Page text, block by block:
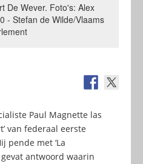
De Wever. Foto's: Alex
- Stefan de Wilde/Vlaams
Paul Magnette las
van federaal eerste
pende met ‘La
antwoord waarin